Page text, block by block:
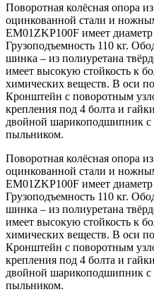
Поворотная колёсная опора
оцинкованной стали и
EM01ZKP100F имеет
Грузоподъемность 110 кг.
шинка – из полиуретана
имеет высокую стойкость к
химических веществ. В оси
Кронштейн с поворотным
крепления под 4 болта и
двойной шарикоподшипник
пыльником.
Поворотная колёсная опора
оцинкованной стали и
EM01ZKP100F имеет
Грузоподъемность 110 кг.
шинка – из полиуретана
имеет высокую стойкость к
химических веществ. В оси
Кронштейн с поворотным
крепления под 4 болта и
двойной шарикоподшипник
пыльником.